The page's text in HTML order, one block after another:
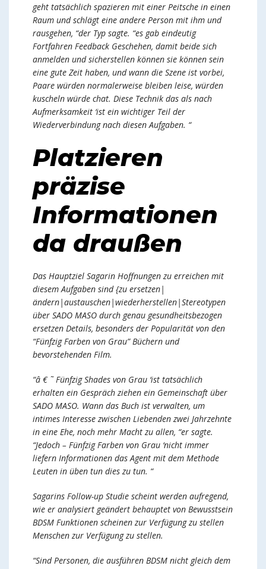
geht tatsächlich spazieren mit einer Peitsche in einen
Raum und schlägt eine andere Person mit ihm und
rausgehen, “der Typ sagte. “es gab eindeutig
Fortfahren Feedback Geschehen, damit beide sich
anmelden und sicherstellen können sie können sein
eine gute Zeit haben, und wann die Szene ist vorbei,
Paare würden normalerweise bleiben leise, würden
kuscheln würde chat. Diese Technik das als nach
Aufmerksamkeit ‘ist ein wichtiger Teil der
Wiederverbindung nach diesen Aufgaben. “
Platzieren
präzise
Informationen
da draußen
Das Hauptziel Sagarin Hoffnungen zu erreichen mit
diesem Aufgaben sind {zu ersetzen|
ändern|austauschen|wiederherstellen|Stereotypen
über SADO MASO durch genau gesundheitsbezogen
ersetzen Details, besonders der Popularität von den
“Fünfzig Farben von Grau” Büchern und
bevorstehenden Film.
“â € ˜ Fünfzig Shades von Grau ‘ist tatsächlich
erhalten ein Gespräch ziehen ein Gemeinschaft über
SADO MASO. Wann das Buch ist verwalten, um
intimes Interesse zwischen Liebenden zwei Jahrzehnte
in eine Ehe, noch mehr Macht zu allen, “er sagte.
“Jedoch – Fünfzig Farben von Grau ‘nicht immer
liefern Informationen das Agent mit dem Methode
Leuten in üben tun dies zu tun. “
Sagarins Follow-up Studie scheint werden aufregend,
wie er analysiert geändert behauptet von Bewusstsein
BDSM Funktionen scheinen zur Verfügung zu stellen
Menschen zur Verfügung zu stellen.
“Sind Personen, die ausführen BDSM nicht gleich dem